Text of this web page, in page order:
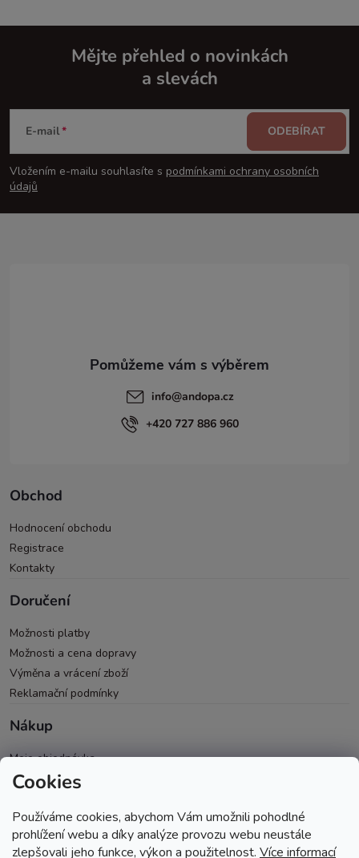
Cookies
Používáme cookies, abychom Vám umožnili pohodlné
prohlížení webu a díky analýze provozu webu neustále
zlepšovali jeho funkce, výkon a použitelnost. Více informací
p
a
Mějte přehled o novinkách
a slevách
E-mail
Vložením e-mailu souhlasíte s podmínkami ochrany osobních
údajů
ODEBÍRAT
info@andopa.cz
+420 727 886 960
Obchod
Hodnocení obchodu
Registrace
Kontakty
Doručení
Možnosti platby
Možnosti a cena dopravy
Výměna a vrácení zboží
Reklamační podmínky
Nákup
Moje objednávka
Všeobecné obchodní podmínky
Spolupráce PRO & B2B